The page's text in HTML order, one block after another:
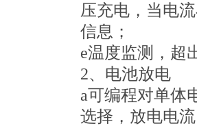
压充电，当电
信息；
e温度监测，超
2、电池放电
a可编程对单体
选择，放电电